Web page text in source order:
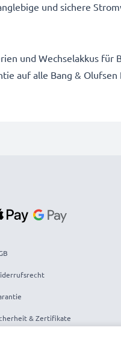
und sichere
und Wechselakkus für
auf alle Bang &
& Zertifikate